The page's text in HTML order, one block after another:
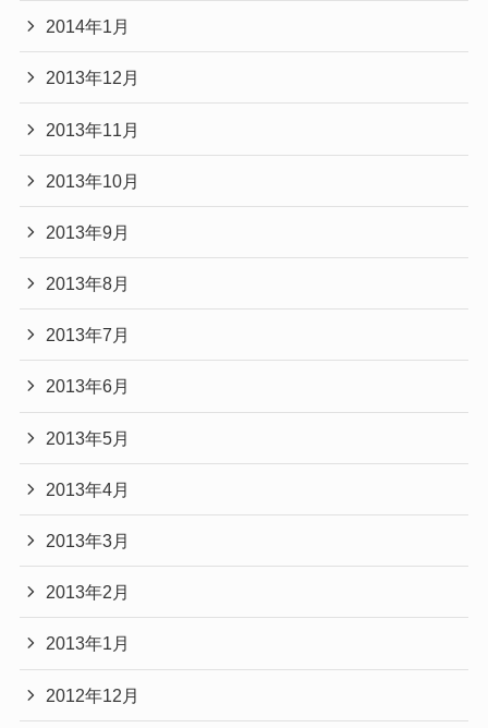
2014年1月
2013年12月
2013年11月
2013年10月
2013年9月
2013年8月
2013年7月
2013年6月
2013年5月
2013年4月
2013年3月
2013年2月
2013年1月
2012年12月